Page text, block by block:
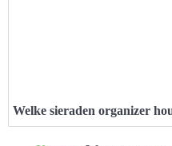
Welke sieraden organizer